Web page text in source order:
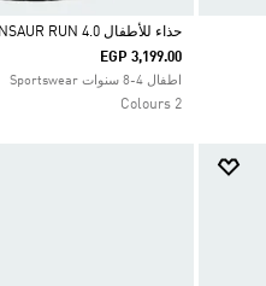
Selected
حذاء للأطفال TENSAUR RUN 4.0
EGP 3,199.00
اطفال 4-8 سنوات Sportswear
2 Colours